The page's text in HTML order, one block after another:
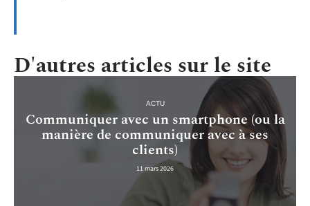
D'autres articles sur le site
ACTU
Communiquer avec un smartphone (ou la
manière de communiquer avec à ses
clients)
11 mars 2026